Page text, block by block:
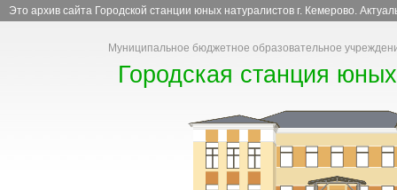
Это архив сайта Городской станции юных натуралистов г. Кемерово.
Муниципальное бюджетное образовательное
Городская станция